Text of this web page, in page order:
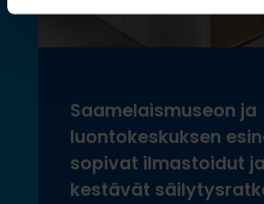
Saamelaismuseon ja
luontokeskuksen
sopivat ilmastoidut ja
kestävät